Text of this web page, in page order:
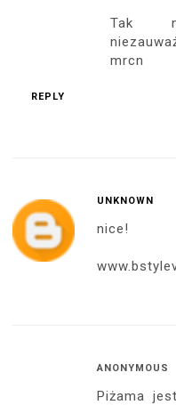
Tak
mrcn
REPLY
UNKNOWN
nice!
ANONYMOUS
Piżama